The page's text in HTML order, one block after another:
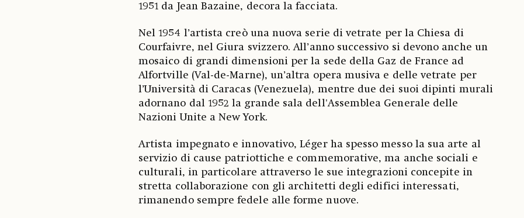
1951 da Jean Bazaine, decora la facciata.
Nel 1954 l’artista creò una nuova serie di vetrate per la Chiesa di
Courfaivre, nel Giura svizzero. All’anno successivo si devono anche un
mosaico di grandi dimensioni per la sede della Gaz de France ad
Alfortville (Val-de-Marne), un’altra opera musiva e delle vetrate per
l’Università di Caracas (Venezuela), mentre due dei suoi dipinti murali
adornano dal 1952 la grande sala dell'Assemblea Generale delle
Nazioni Unite a New York.
Artista impegnato e innovativo, Léger ha spesso messo la sua arte al
servizio di cause patriottiche e commemorative, ma anche sociali e
culturali, in particolare attraverso le sue integrazioni concepite in
stretta collaborazione con gli architetti degli edifici interessati,
rimanendo sempre fedele alle forme nuove.